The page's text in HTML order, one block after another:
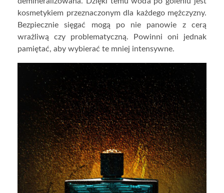
kosmetykiem przeznaczonym dla każdego mężczyzny.
Bezpiecznie sięgać mogą po nie panowie z cerą
wrażliwą czy problematyczną. Powinni oni jednak
pamiętać, aby wybierać te mniej intensywne.